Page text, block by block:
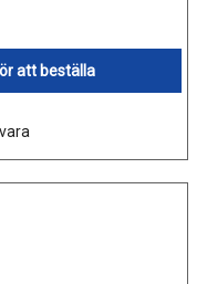
att beställa